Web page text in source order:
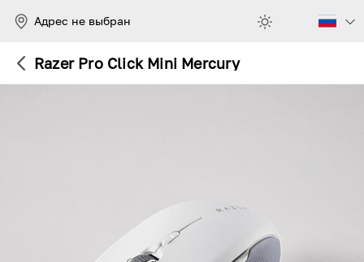
Адрес не выбран
Razer Pro Click Mini Mercury